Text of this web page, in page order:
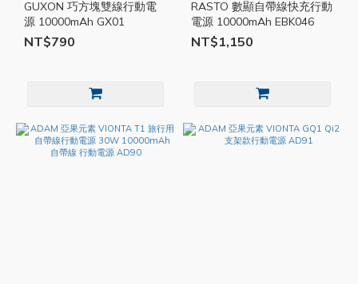
GUXON 巧方塊雙線行動電
源 10000mAh GX01
NT$790
RASTO 數顯自帶線快充行動
電源 10000mAh EBK046
NT$1,150